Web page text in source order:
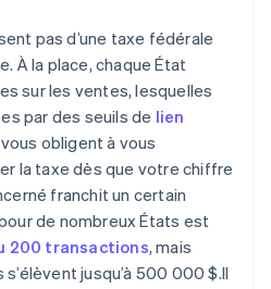
pas d’une taxe fédérale
À la place, chaque État
sur les ventes, lesquelles
par des seuils de lien
obligent à vous
la taxe dès que votre chiffre
franchit un certain
de nombreux États est
200 transactions, mais
jusqu’à 500 000 $.Il